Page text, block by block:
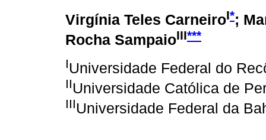
Virgínia Teles CarneiroI*;
Rocha SampaioIII***
IUniversidade Federal do
IIUniversidade Católica de
IIIUniversidade Federal da